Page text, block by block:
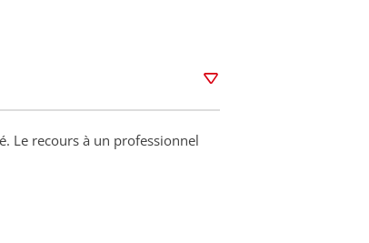
Le recours à un professionnel